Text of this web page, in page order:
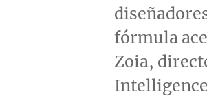
fórmula
Zoia,